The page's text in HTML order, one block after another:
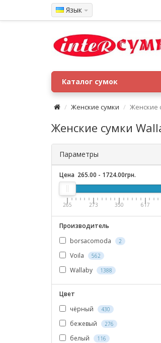
Язык
Каталог сумок
Женские сумки Женские
Женские сумки
Параметры
Цена 265.00 - 1724.00грн.
265 273 350 617
Производитель
borsacomoda
2
Voila 562
Wallaby 1388
Цвет
чёрный
430
бежевый 276
белый 116